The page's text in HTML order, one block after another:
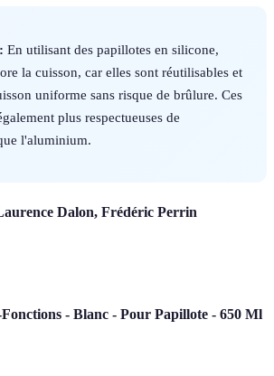
En utilisant des papillotes en silicone,
la cuisson, car elles sont réutilisables et
uniforme sans risque de brûlure. Ces
plus respectueuses de
l'aluminium.
Dalon, Frédéric Perrin
- Blanc - Pour Papillote - 650 Ml